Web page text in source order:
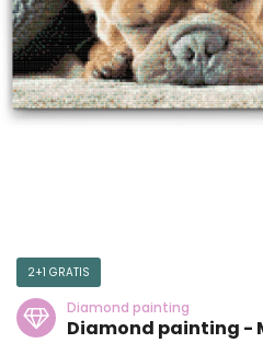
2+1 GRATIS
Diamond painting
Diamond painting -